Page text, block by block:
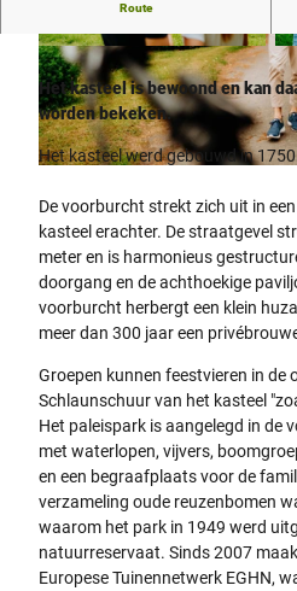
© Teutoburger Wald Tourismus/Stadt Brakel |
CC-BY-SA
©
Route
Het kasteel is bewoond en kan
worden bekeken.
Het kasteel werd gebouwd in
De voorburcht strekt zich uit in
kasteel erachter. De straatgevel
meter en is harmonieus
doorgang en de achthoekige
voorburcht herbergt een klein
meer dan 300 jaar een
Groepen kunnen feestvieren in de
Schlaunschuur van het kasteel
Het paleispark is aangelegd in de
met waterlopen, vijvers,
en een begraafplaats voor de
verzameling oude reuzenbomen
waarom het park in 1949 werd
natuurreservaat. Sinds 2007
Europese Tuinennetwerk EGHN,